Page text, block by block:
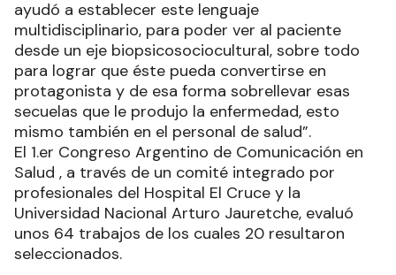
ayudó a establecer este lenguaje
multidisciplinario, para poder ver al paciente
desde un eje biopsicosociocultural, sobre todo
para lograr que éste pueda convertirse en
protagonista y de esa forma sobrellevar esas
secuelas que le produjo la enfermedad, esto
mismo también en el personal de salud”.
El 1.er Congreso Argentino de Comunicación en
Salud , a través de un comité integrado por
profesionales del Hospital El Cruce y la
Universidad Nacional Arturo Jauretche, evaluó
unos 64 trabajos de los cuales 20 resultaron
seleccionados.